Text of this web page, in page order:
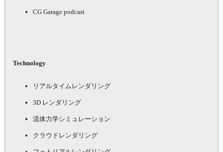
CG Garage podcast
Technology
リアルタイムレンダリング
3D レンダリング
流体力学シミュレーション
クラウドレンダリング